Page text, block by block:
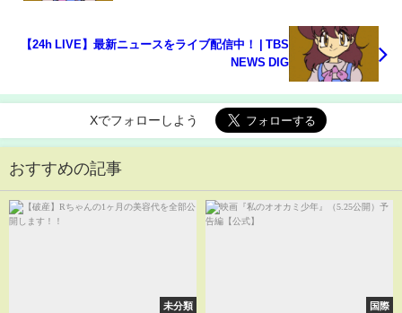
【24h LIVE】最新ニュースをライブ配信中！ | TBS
NEWS DIG
Xでフォローしよう
おすすめの記事
未分類 国際